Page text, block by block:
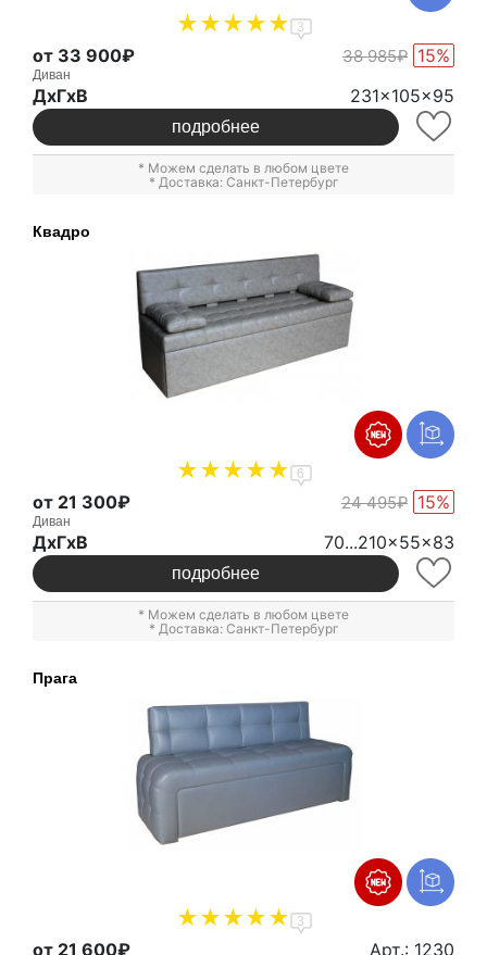
3
от 33 900₽ 38 985₽ 15%
Диван
ДxГxВ 231x105x95
подробнее
* Можем сделать в любом цвете
* Доставка: Санкт-Петербург
Квадро
6
от 21 300₽ 24 495₽ 15%
Диван
ДxГxВ 70...210x55x83
подробнее
* Можем сделать в любом цвете
* Доставка: Санкт-Петербург
Прага
3
от 21 600₽ Арт.: 1230